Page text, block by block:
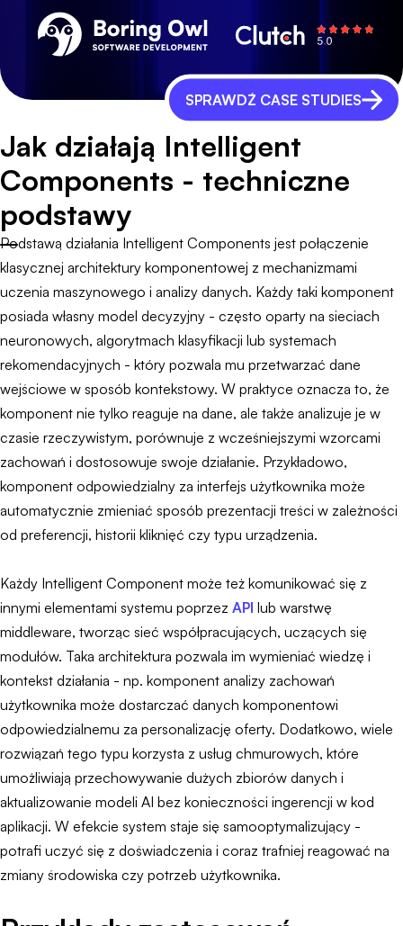
SPRAWDŹ CASE STUDIES
Jak działają Intelligent
Components - techniczne
podstawy
Podstawą działania Intelligent Components jest połączenie
klasycznej architektury komponentowej z mechanizmami
uczenia maszynowego i analizy danych. Każdy taki komponent
posiada własny model decyzyjny - często oparty na sieciach
neuronowych, algorytmach klasyfikacji lub systemach
rekomendacyjnych - który pozwala mu przetwarzać dane
wejściowe w sposób kontekstowy. W praktyce oznacza to, że
komponent nie tylko reaguje na dane, ale także analizuje je w
czasie rzeczywistym, porównuje z wcześniejszymi wzorcami
zachowań i dostosowuje swoje działanie. Przykładowo,
komponent odpowiedzialny za interfejs użytkownika może
automatycznie zmieniać sposób prezentacji treści w zależności
od preferencji, historii kliknięć czy typu urządzenia.
Każdy Intelligent Component może też komunikować się z
innymi elementami systemu poprzez API lub warstwę
middleware, tworząc sieć współpracujących, uczących się
modułów. Taka architektura pozwala im wymieniać wiedzę i
kontekst działania - np. komponent analizy zachowań
użytkownika może dostarczać danych komponentowi
odpowiedzialnemu za personalizację oferty. Dodatkowo, wiele
rozwiązań tego typu korzysta z usług chmurowych, które
umożliwiają przechowywanie dużych zbiorów danych i
aktualizowanie modeli AI bez konieczności ingerencji w kod
aplikacji. W efekcie system staje się samooptymalizujący -
potrafi uczyć się z doświadczenia i coraz trafniej reagować na
zmiany środowiska czy potrzeb użytkownika.